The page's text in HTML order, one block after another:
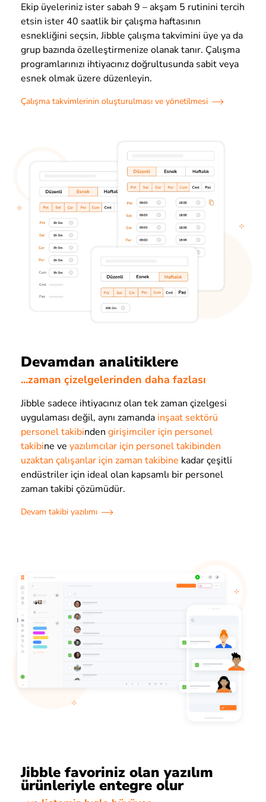
Ekip üyeleriniz ister sabah 9 – akşam 5 rutinini tercih
etsin ister 40 saatlik bir çalışma haftasının
esnekliğini seçsin, Jibble çalışma takvimini üye ya da
grup bazında özelleştirmenize olanak tanır. Çalışma
programlarınızı ihtiyacınız doğrultusunda sabit veya
esnek olmak üzere düzenleyin.
Çalışma takvimlerinin oluşturulması ve yönetilmesi
Devamdan analitiklere
...zaman çizelgelerinden daha fazlası
Jibble sadece ihtiyacınız olan tek zaman çizelgesi
uygulaması değil, aynı zamanda inşaat sektörü
personel takibinden girişimciler için personel
takibine ve yazılımcılar için personel takibinden
uzaktan çalışanlar için zaman takibine kadar çeşitli
endüstriler için ideal olan kapsamlı bir personel
zaman takibi çözümüdür.
Devam takibi yazılımı
Jibble favoriniz olan yazılım
ürünleriyle entegre olur